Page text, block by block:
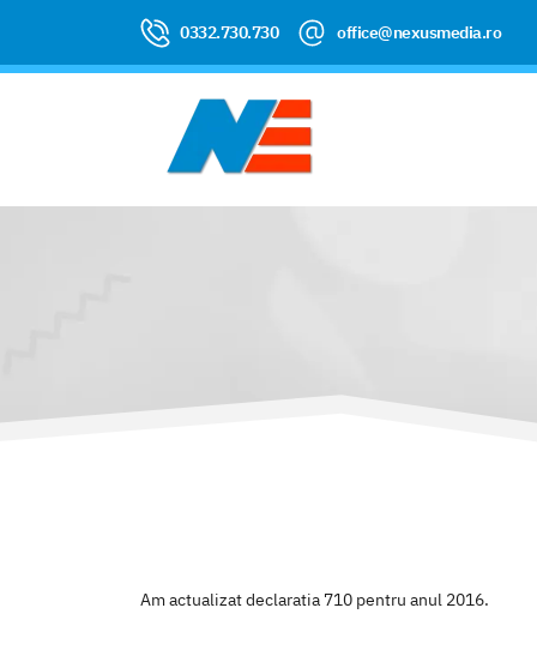
0332.730.730 office@nexusmedia.ro
Am actualizat declaratia 710 pentru anul 2016.